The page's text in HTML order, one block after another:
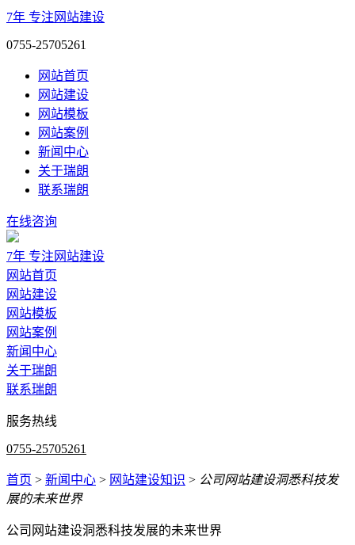
7年 专注网站建设
0755-25705261
网站首页
网站建设
网站模板
网站案例
新闻中心
关于瑞朗
联系瑞朗
在线咨询
7年 专注网站建设
网站首页
网站建设
网站模板
网站案例
新闻中心
关于瑞朗
联系瑞朗
服务热线
0755-25705261
首页 > 新闻中心 > 网站建设知识 > 公司网站建设洞悉科技发
展的未来世界
公司网站建设洞悉科技发展的未来世界